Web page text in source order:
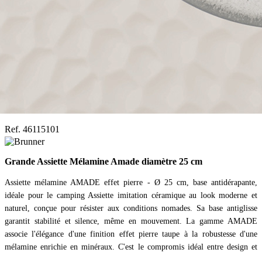
Ref. 46115101
Grande Assiette Mélamine Amade diamètre 25 cm
Assiette mélamine AMADE effet pierre - Ø 25 cm, base antidérapante,
idéale pour le camping Assiette imitation céramique au look moderne et
naturel, conçue pour résister aux conditions nomades. Sa base antiglisse
garantit stabilité et silence, même en mouvement. La gamme AMADE
associe l'élégance d'une finition effet pierre taupe à la robustesse d'une
mélamine enrichie en minéraux. C'est le compromis idéal entre design et